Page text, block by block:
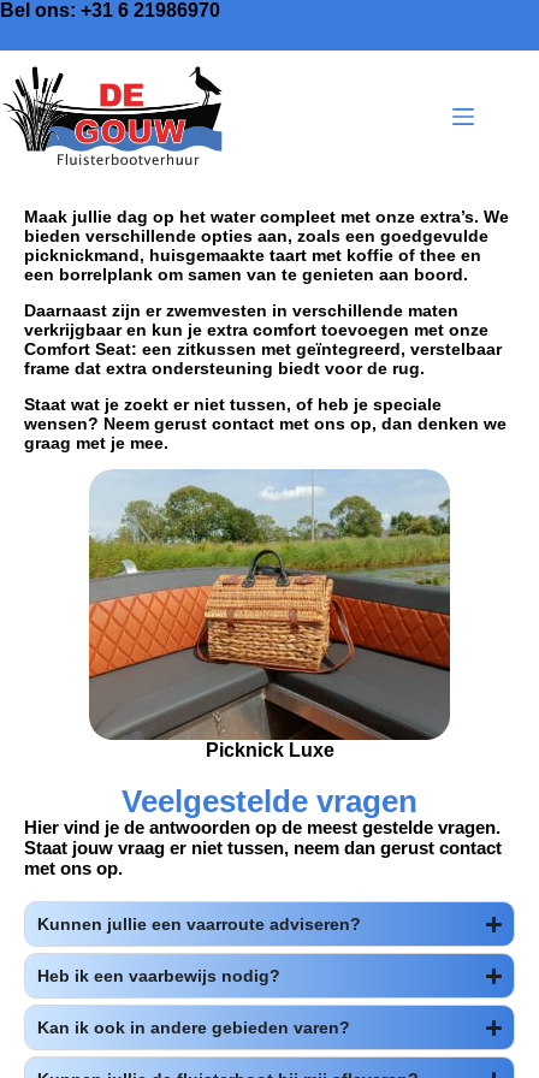
Bel ons: +31 6 21986970
Maak jullie dag op het water compleet met onze extra’s. We
bieden verschillende opties aan, zoals een goedgevulde
picknickmand, huisgemaakte taart met koffie of thee en
een borrelplank om samen van te genieten aan boord.
Daarnaast zijn er zwemvesten in verschillende maten
verkrijgbaar en kun je extra comfort toevoegen met onze
Comfort Seat: een zitkussen met geïntegreerd, verstelbaar
frame dat extra ondersteuning biedt voor de rug.
Staat wat je zoekt er niet tussen, of heb je speciale
wensen? Neem gerust contact met ons op, dan denken we
graag met je mee.
Picknick Luxe
Veelgestelde vragen
Hier vind je de antwoorden op de meest gestelde vragen.
Staat jouw vraag er niet tussen, neem dan gerust contact
met ons op.
Kunnen jullie een vaarroute adviseren?
Heb ik een vaarbewijs nodig?
Kan ik ook in andere gebieden varen?